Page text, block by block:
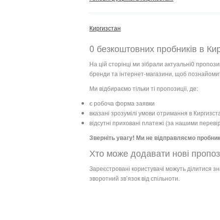
Киргизстан
0 безкоштовних пробників в
На цій сторінці ми зібрали актуальні0
бренди та інтернет-магазини, щоб
Ми відбираємо тільки ті пропозиції, де:
є робоча форма заявки
вказані зрозумілі умови отримання в
відсутні приховані платежі (за нашими
Зверніть увагу! Ми не відправляємо
Хто може додавати нові
Зареєстровані користувачі можуть
зворотний зв’язок від спільноти.